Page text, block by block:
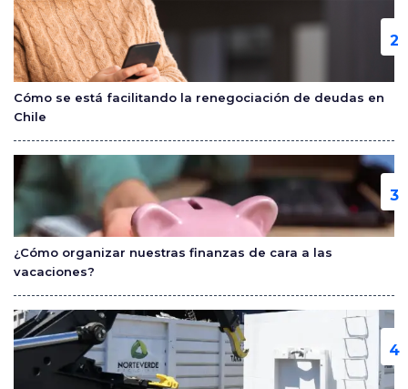
Cómo se está facilitando la renegociación de deudas en
Chile
¿Cómo organizar nuestras finanzas de cara a las
vacaciones?